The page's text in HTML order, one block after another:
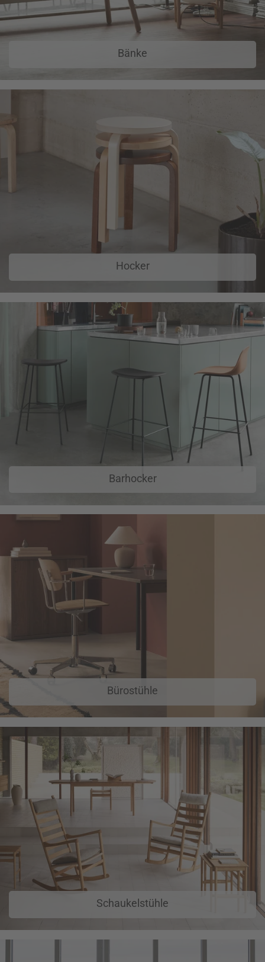
Bänke
Hocker
Barhocker
Bürostühle
Schaukelstühle